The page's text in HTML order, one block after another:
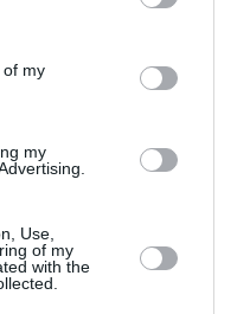
of my
my
Use,
of my
with the
DON
!
à son